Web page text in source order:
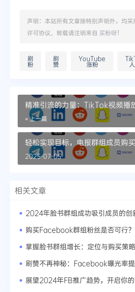
声明：本站所有文章除特别声明外，均采
许可协议。转载请注明来自 买粉呀！
刷
粉
刷
赞
YouTube
涨粉
精准引流的力量：TikTok视频播
« 上一篇
轻松实现目标，电报群组成员购买
2025-07-05
相关文章
2024年脸书群组成功吸引成员的创
购买Facebook群组粉丝是否可行
掌握脸书群组增长：定位与购买策
刷赞不再神秘：Facebook曝光率
展望2024年FB推广趋势，开启你的